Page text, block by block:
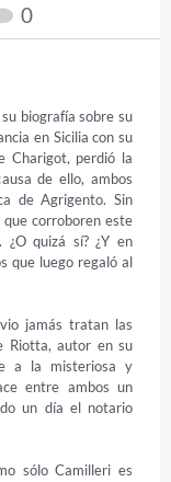
0
biografía sobre su
en Sicilia con su
Charigot, perdió la
de ello, ambos
de Agrigento. Sin
corroboren este
¿O quizá sí? ¿Y en
que luego regaló al
jamás tratan las
Riotta, autor en su
a la misteriosa y
entre ambos un
un día el notario
sólo Camilleri es